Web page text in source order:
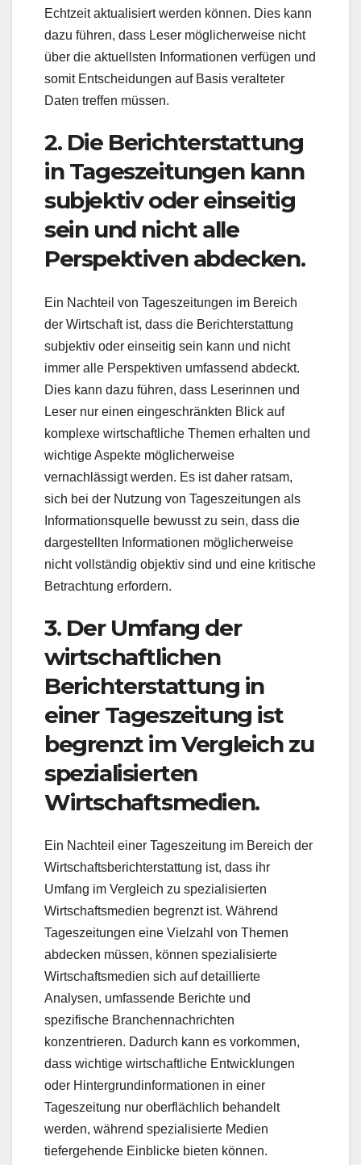
Echtzeit aktualisiert werden können. Dies kann
dazu führen, dass Leser möglicherweise nicht
über die aktuellsten Informationen verfügen und
somit Entscheidungen auf Basis veralteter
Daten treffen müssen.
2. Die Berichterstattung
in Tageszeitungen kann
subjektiv oder einseitig
sein und nicht alle
Perspektiven abdecken.
Ein Nachteil von Tageszeitungen im Bereich
der Wirtschaft ist, dass die Berichterstattung
subjektiv oder einseitig sein kann und nicht
immer alle Perspektiven umfassend abdeckt.
Dies kann dazu führen, dass Leserinnen und
Leser nur einen eingeschränkten Blick auf
komplexe wirtschaftliche Themen erhalten und
wichtige Aspekte möglicherweise
vernachlässigt werden. Es ist daher ratsam,
sich bei der Nutzung von Tageszeitungen als
Informationsquelle bewusst zu sein, dass die
dargestellten Informationen möglicherweise
nicht vollständig objektiv sind und eine kritische
Betrachtung erfordern.
3. Der Umfang der
wirtschaftlichen
Berichterstattung in
einer Tageszeitung ist
begrenzt im Vergleich zu
spezialisierten
Wirtschaftsmedien.
Ein Nachteil einer Tageszeitung im Bereich der
Wirtschaftsberichterstattung ist, dass ihr
Umfang im Vergleich zu spezialisierten
Wirtschaftsmedien begrenzt ist. Während
Tageszeitungen eine Vielzahl von Themen
abdecken müssen, können spezialisierte
Wirtschaftsmedien sich auf detaillierte
Analysen, umfassende Berichte und
spezifische Branchennachrichten
konzentrieren. Dadurch kann es vorkommen,
dass wichtige wirtschaftliche Entwicklungen
oder Hintergrundinformationen in einer
Tageszeitung nur oberflächlich behandelt
werden, während spezialisierte Medien
tiefergehende Einblicke bieten können.